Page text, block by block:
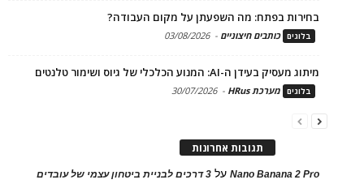
בחירות בפתח: מה השפעתן על מקום העבודה?
בלוגים כותבים חיצוניים -
03/08/2026
מיתוג מעסיק בעידן ה-AI: המנוע הכלכלי של גיוס ושימור טלנטים
בלוגים מערכת HRus -
30/07/2026
תגובות אחרונות
Nano Banana 2 Proעל 3 דרכים לבניית ביטחון עצמי של עובדים